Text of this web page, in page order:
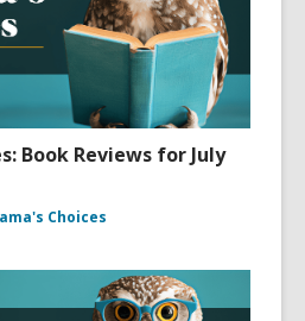
Book Reviews for July
Choices